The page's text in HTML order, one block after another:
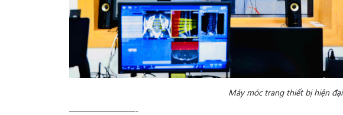
Máy móc trang thiết bị hiện đại
————————-